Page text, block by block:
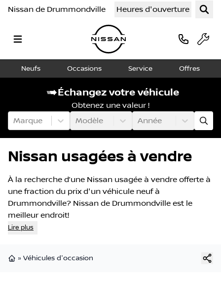
Nissan de Drummondville Heures d'ouverture
Neufs Occasions Service Offres
Échangez votre véhicule
Obtenez une valeur !
Marque
Modèle Année
Nissan usagées à vendre
À la recherche d’une Nissan usagée à vendre offerte à
une fraction du prix d'un véhicule neuf à
Drummondville? Nissan de Drummondville est le
meilleur endroit!
Lire plus
» Véhicules d'occasion